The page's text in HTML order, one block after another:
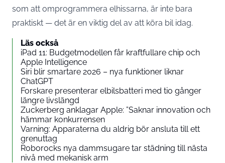
som att omprogrammera elhissarna, är inte bara
praktiskt — det är en viktig del av att köra bil idag.
Läs också
iPad 11: Budgetmodellen får kraftfullare chip och
Apple Intelligence
Siri blir smartare 2026 – nya funktioner liknar
ChatGPT
Forskare presenterar elbilsbatteri med tio gånger
längre livslängd
Zuckerberg anklagar Apple: ”Saknar innovation och
hämmar konkurrensen
Varning: Apparaterna du aldrig bör ansluta till ett
grenuttag
Roborocks nya dammsugare tar städning till nästa
nivå med mekanisk arm